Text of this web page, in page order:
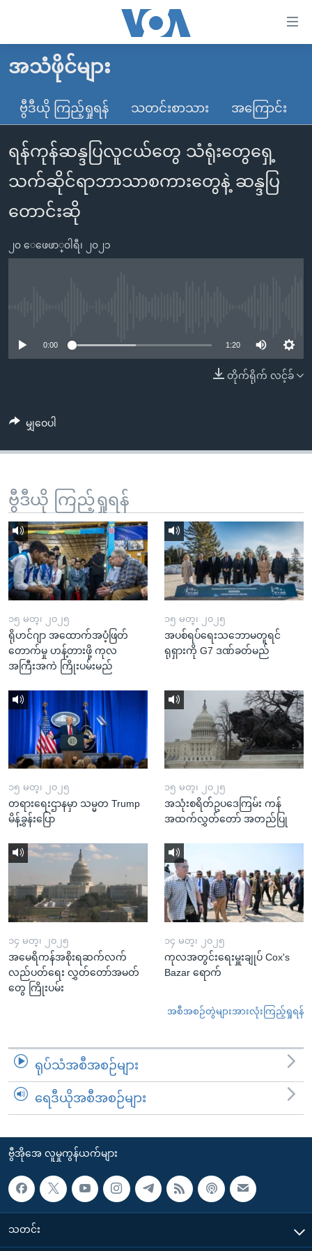
လွယ်ကူ
သည့်
Link
များ
ပင်မ
အကြောင်းအရာ
ကျော်
ကြည့်
ရှာဖွေ
နေရာ
သို့
ကျော်
ရန်
မူလစာမျက်နှာ
မြန်မာ
ကမ္ဘာ့သတင်းများ
နိုင်ငံတကာ
အမေရိကန်
တရုတ်
အစ္စရေး-ပါလက်စတိုင်း
ဗွီဒီယို
သတင်းလွတ်လပ်ခွင့်
ရပ်ဝန်းတခု လမ်းတခု အလွန်
အင်္ဂလိပ်စာလေ့လာမယ်
အမေရိကန်သုံးအီဒီယံ
အပတ်စဉ်ကဏ္ဍများ
အသံဖိုင်များ
ဗွီဒီယို ကြည့်ရှုရန် သတင်းစာသား အကြောင်း
ရန်ကုန်ဆန္ဒပြလူငယ်တွေ သံရုံးတွေရှေ့
သက်ဆိုင်ရာဘာသာစကားတွေနဲ့ ဆန္ဒပြ
တောင်းဆို
၂၀ ေဖေဖာ္၀ါရီ၊ ၂၀၂၁
0:00 1:20
တိုက်ရိုက် လင့်ခ်
မျှဝေပါ
ဗွီဒီယို ကြည့်ရှုရန်
၁၅ မတ္၊ ၂၀၂၅
ရိုဟင်ဂျာ အထောက်အပံ့ဖြတ်
တောက်မှု ဟန့်တားဖို့ ကုလ
အကြီးအကဲ ကြိုးပမ်းမည်
၁၅ မတ္၊ ၂၀၂၅
အပစ်ရပ်ရေးသဘောမတူရင်
ရုရှားကို G7 ဒဏ်ခတ်မည်
၁၅ မတ္၊ ၂၀၂၅
တရားရေးဌာနမှာ သမ္မတ Trump
မိန့်ခွန်းပြော
၁၅ မတ္၊ ၂၀၂၅
အသုံးစရိတ်ဥပဒေကြမ်း ကန်
အထက်လွှတ်တော် အတည်ပြု
၁၄ မတ္၊ ၂၀၂၅
အမေရိကန်အစိုးရဆက်လက်
လည်ပတ်ရေး လွှတ်တော်အမတ်
တွေ ကြိုးပမ်း
၁၄ မတ္၊ ၂၀၂၅
ကုလအတွင်းရေးမှူးချုပ် Cox's
Bazar ရောက်
အစီအစဉ်တွဲများအားလုံးကြည့်ရှုရန်
ရုပ်သံအစီအစဉ်များ
ရေဒီယိုအစီအစဉ်များ
ဗွီအိုအေ လူမှုကွန်ယက်များ
သတင်း